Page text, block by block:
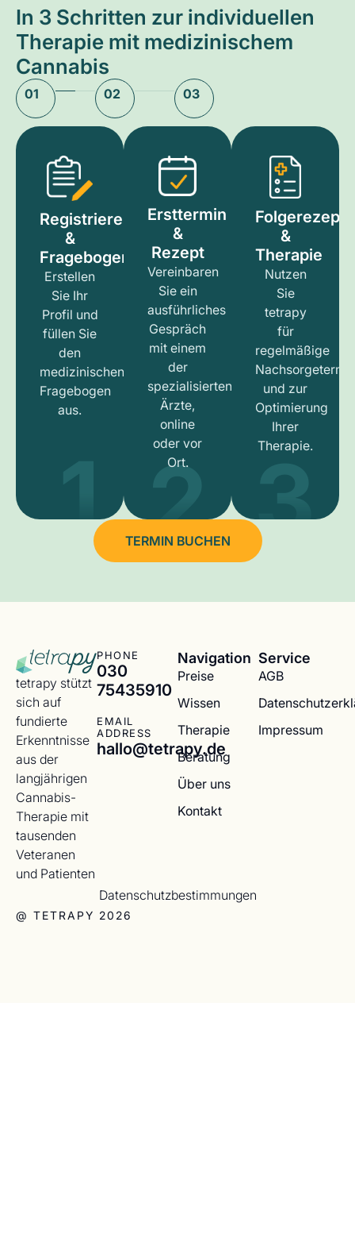
In 3 Schritten zur individuellen
Therapie mit medizinischem
Cannabis
01 02 03
Registrieren
&
Fragebogen
Erstellen
Sie Ihr
Profil und
füllen Sie
den
medizinischen
Fragebogen
aus.
1
Ersttermin
&
Rezept
Vereinbaren
Sie ein
ausführliches
Gespräch
mit einem
der
spezialisierten
Ärzte,
online
oder vor
Ort.
2
Folgerezept
&
Therapie
Nutzen
Sie
tetrapy
für
regelmäßige
und zur
Optimierung
Ihrer
Therapie.
3
TERMIN BUCHEN
tetrapy stützt
sich auf
fundierte
Erkenntnisse
aus der
langjährigen
Cannabis-
Therapie mit
tausenden
Veteranen
und Patienten
PHONE
030
75435910
EMAIL
ADDRESS
hallo@tetrapy.de
Navigation
Preise
Wissen
Therapie
Beratung
Über uns
Kontakt
Service
AGB
Impressum
@ TETRAPY 2026
Datenschutzbestimmungen